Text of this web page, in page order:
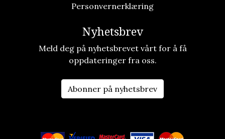
Personvernerklæring
Nyhetsbrev
Meld deg på nyhetsbrevet vårt for å få
oppdateringer fra oss.
Abonner på nyhetsbrev